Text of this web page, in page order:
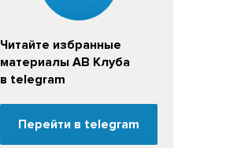
Читайте избранные
материалы АВ Клуба
в telegram
Перейти в telegram